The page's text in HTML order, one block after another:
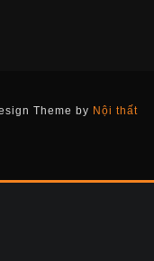
Theme by Nội thất